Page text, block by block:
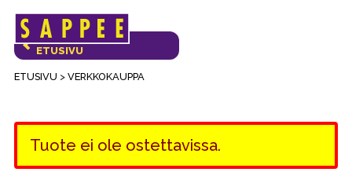
Päävalikko
ETUSIVU > VERKKOKAUPPA
VERKKOKAUPAN
ETUSIVU
Tuote ei ole ostettavissa.